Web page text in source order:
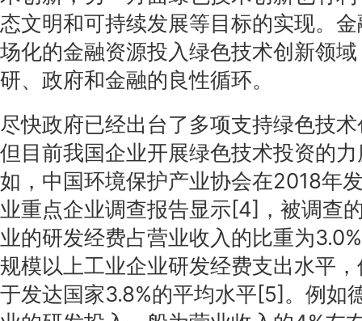
态文明和可持续发展等目标的实现。
场化的金融资源投入绿色技术创新领
研、政府和金融的良性循环。
尽快政府已经出台了多项支持绿色技
但目前我国企业开展绿色技术投资的
如，中国环境保护产业协会在2018年
业重点企业调查报告显示[4]，被调查
业的研发经费占营业收入的比重为
规模以上工业企业研发经费支出水平
于发达国家3.8%的平均水平[5]。例如